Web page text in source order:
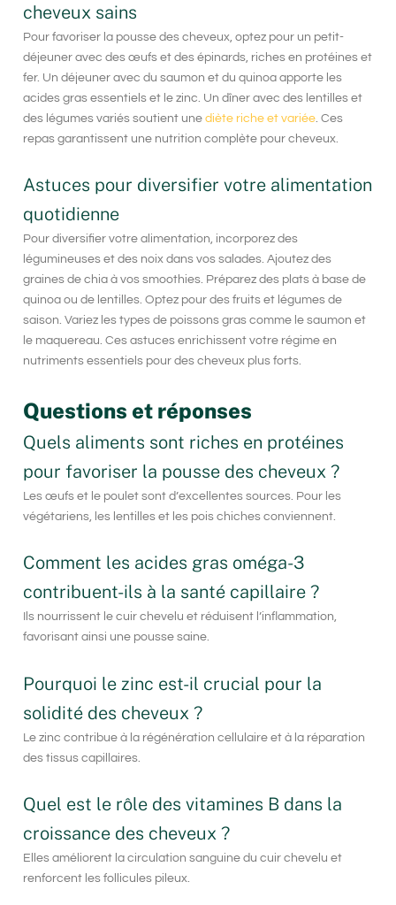
cheveux sains
Pour favoriser la pousse des cheveux, optez pour un petit-
déjeuner avec des œufs et des épinards, riches en protéines et
fer. Un déjeuner avec du saumon et du quinoa apporte les
acides gras essentiels et le zinc. Un dîner avec des lentilles et
des légumes variés soutient une diète riche et variée . Ces
repas garantissent une nutrition complète pour cheveux.
Astuces pour diversifier votre alimentation
quotidienne
Pour diversifier votre alimentation, incorporez des
légumineuses et des noix dans vos salades. Ajoutez des
graines de chia à vos smoothies. Préparez des plats à base de
quinoa ou de lentilles. Optez pour des fruits et légumes de
saison. Variez les types de poissons gras comme le saumon et
le maquereau. Ces astuces enrichissent votre régime en
nutriments essentiels pour des cheveux plus forts.
Questions et réponses
Quels aliments sont riches en protéines
pour favoriser la pousse des cheveux ?
Les œufs et le poulet sont d’excellentes sources. Pour les
végétariens, les lentilles et les pois chiches conviennent.
Comment les acides gras oméga-3
contribuent-ils à la santé capillaire ?
Ils nourrissent le cuir chevelu et réduisent l’inflammation,
favorisant ainsi une pousse saine.
Pourquoi le zinc est-il crucial pour la
solidité des cheveux ?
Le zinc contribue à la régénération cellulaire et à la réparation
des tissus capillaires.
Quel est le rôle des vitamines B dans la
croissance des cheveux ?
Elles améliorent la circulation sanguine du cuir chevelu et
renforcent les follicules pileux.